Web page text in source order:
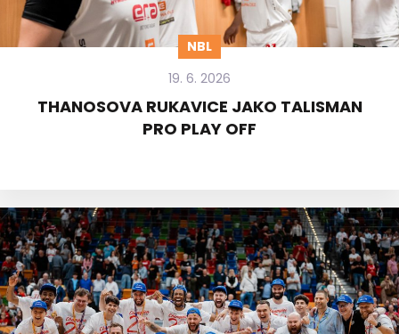
NBL
19. 6. 2026
THANOSOVA RUKAVICE JAKO TALISMAN
PRO PLAY OFF